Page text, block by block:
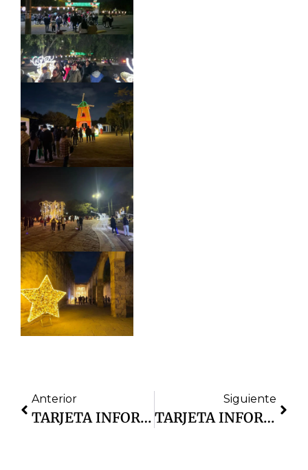
Anterior
TARJETA INFORMATIVA | El Gobierno Municipal De Cuautitlán Izcalli Informa Que:
Siguiente
TARJETA INFORMATIVA | Policía Municipal Halla El Cuerpo De Un Masculino, De Aproximadamente 40 Años De Edad, En Aguas Del Río Cuautitlán